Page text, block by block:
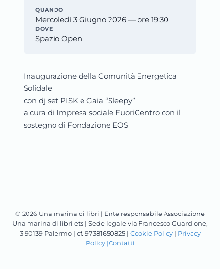
QUANDO
Mercoledì 3 Giugno 2026 — ore 19:30
DOVE
Spazio Open
Inaugurazione della Comunità Energetica
Solidale
con dj set PISK e Gaia “Sleepy”
a cura di Impresa sociale FuoriCentro con il
sostegno di Fondazione EOS
© 2026 Una marina di libri | Ente responsabile Associazione
Una marina di libri ets | Sede legale via Francesco Guardione,
3 90139 Palermo | cf. 97381650825 | Cookie Policy| Privacy
Policy |Contatti